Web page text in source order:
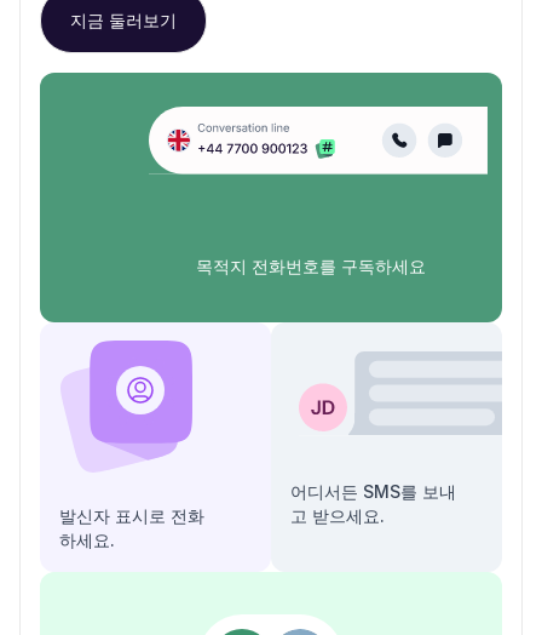
지금 둘러보기
목적지 전화번호를 구독하세요
발신자 표시로 전화
하세요.
어디서든 SMS를 보내
고 받으세요.